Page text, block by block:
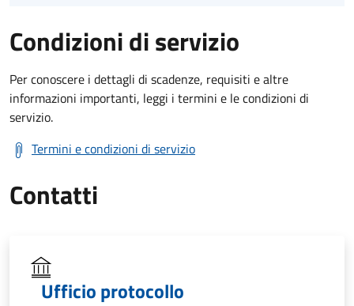
Condizioni di servizio
Per conoscere i dettagli di scadenze, requisiti e altre
informazioni importanti, leggi i termini e le condizioni di
servizio.
Termini e condizioni di servizio
Contatti
Ufficio protocollo